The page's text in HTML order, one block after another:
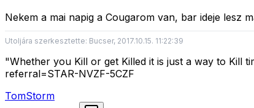
Nekem a mai napig a Cougarom van, bar ideje lesz
Utoljára szerkesztette: Bucser, 2017.10.15. 11:22:39
"Whether you Kill or get Killed it is just a way to Kill
referral=STAR-NVZF-5CZF
TomStorm